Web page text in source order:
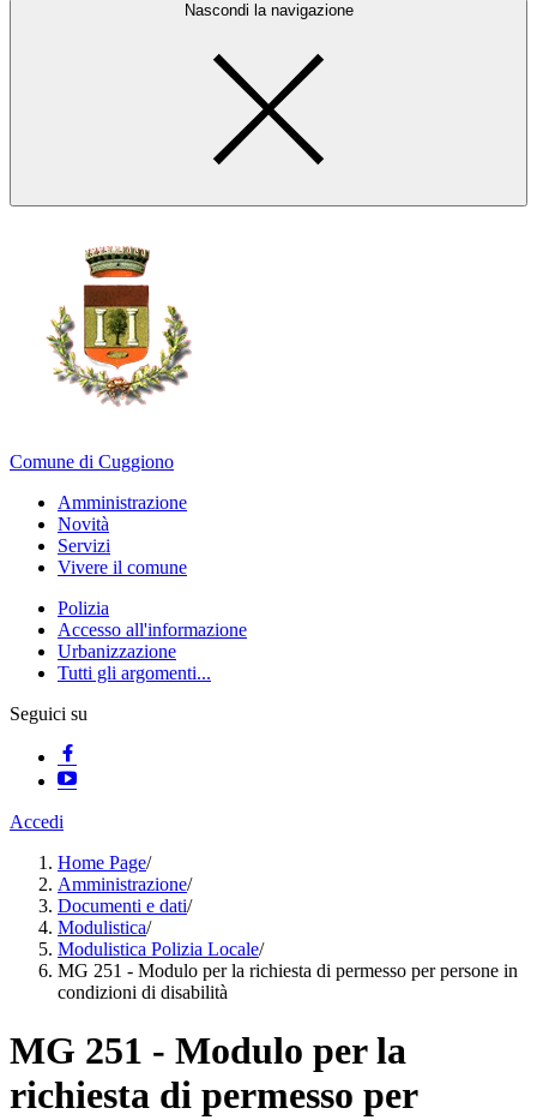
Nascondi la navigazione
Comune di Cuggiono
Amministrazione
Novità
Servizi
Vivere il comune
Polizia
Accesso all'informazione
Urbanizzazione
Tutti gli argomenti...
Seguici su
Accedi
Home Page/
Amministrazione/
Documenti e dati/
Modulistica/
Modulistica Polizia Locale/
MG 251 - Modulo per la richiesta di permesso per persone in
condizioni di disabilità
MG 251 - Modulo per la
richiesta di permesso per